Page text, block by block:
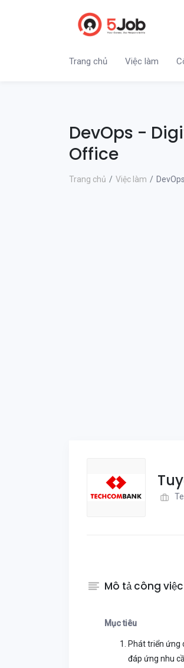
Trang chủ Việc làm
DevOps -
Office
Trang chủ Việc làm
Mô tả công việc
Mục tiêu
Phát triển ứng
đáp ứng nhu